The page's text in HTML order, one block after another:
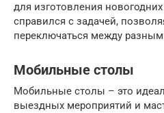
для изготовления
справился с задачей,
переключаться между
Мобильные столы
Мобильные столы – это
выездных мероприятий и